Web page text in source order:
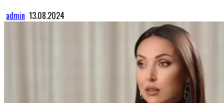
admin 13.08.2024